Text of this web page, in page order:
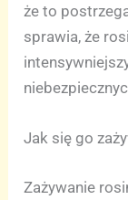
że to
sprawia, że
Jak się go
Zażywanie